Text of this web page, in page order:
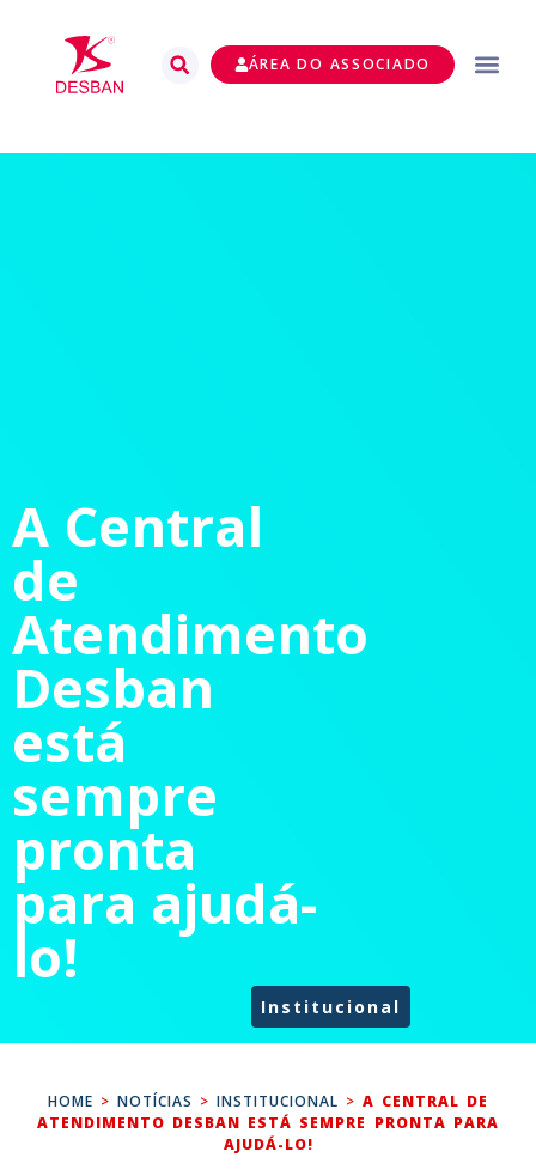
ÁREA DO ASSOCIADO
A Central
de
Atendimento
Desban
está
sempre
pronta
para ajudá-
lo!
Institucional
HOME > NOTÍCIAS > INSTITUCIONAL >A CENTRAL DE
ATENDIMENTO DESBAN ESTÁ SEMPRE PRONTA PARA
AJUDÁ-LO!